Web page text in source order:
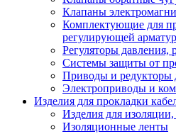
Клапаны
Комплектующие для
регулирующей
Регуляторы давления,
Системы защиты от
Приводы и редукторы
Электроприводы и
Изделия для прокладки
Изделия для
Изоляционные ленты